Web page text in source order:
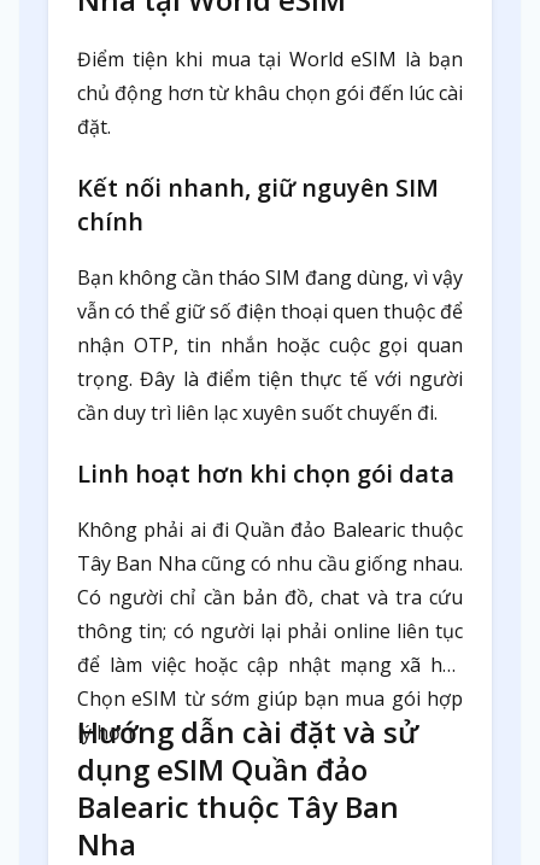
Điểm tiện khi mua tại World eSIM là bạn
chủ động hơn từ khâu chọn gói đến lúc cài
đặt.
Kết nối nhanh, giữ nguyên SIM
chính
Bạn không cần tháo SIM đang dùng, vì vậy
vẫn có thể giữ số điện thoại quen thuộc để
nhận OTP, tin nhắn hoặc cuộc gọi quan
trọng. Đây là điểm tiện thực tế với người
cần duy trì liên lạc xuyên suốt chuyến đi.
Linh hoạt hơn khi chọn gói data
Không phải ai đi Quần đảo Balearic thuộc
Tây Ban Nha cũng có nhu cầu giống nhau.
Có người chỉ cần bản đồ, chat và tra cứu
thông tin; có người lại phải online liên tục
để làm việc hoặc cập nhật mạng xã hội.
Chọn eSIM từ sớm giúp bạn mua gói hợp
lý hơn.
Hướng dẫn cài đặt và sử
dụng eSIM Quần đảo
Balearic thuộc Tây Ban
Nha